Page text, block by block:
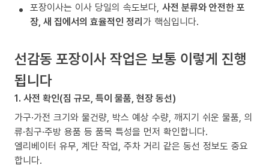
포장이사는 이사 당일의 속도보다, 사전 분류와 안전한 포
장, 새 집에서의 효율적인 정리가 핵심입니다.
선감동 포장이사 작업은 보통 이렇게 진행
됩니다
1. 사전 확인(짐 규모, 특이 물품, 현장 동선)
가구·가전 크기와 물건량, 박스 예상 수량, 깨지기 쉬운 물품, 의
류·침구·주방 용품 등 품목 특성을 먼저 확인합니다.
엘리베이터 유무, 계단 작업, 주차 거리 같은 동선 정보도 중요
합니다.